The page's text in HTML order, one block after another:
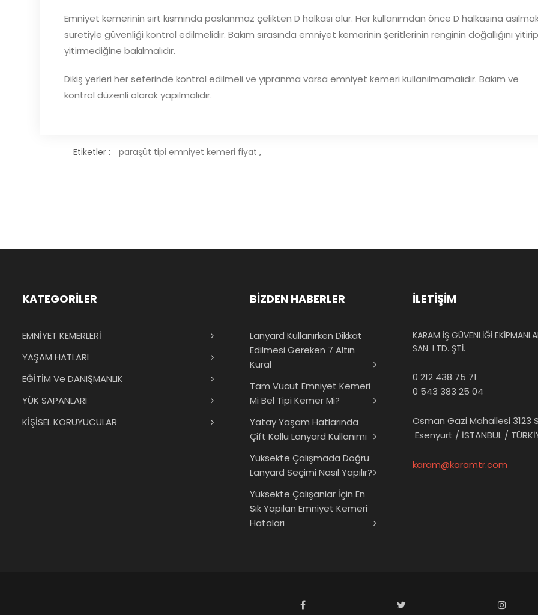
Emniyet kemerinin sırt kısmında paslanmaz çelikten D halkası olur. Her kullanımdan önce D halkasına
suretiyle güvenliği kontrol edilmelidir. Bakım sırasında emniyet kemerinin şeritlerinin renginin doğallığını yitirip
yitirmediğine bakılmalıdır.
Dikiş yerleri her seferinde kontrol edilmeli ve yıpranma varsa emniyet kemeri kullanılmamalıdır. Bakım ve
kontrol düzenli olarak yapılmalıdır.
Etiketler : paraşüt tipi emniyet kemeri fiyat ,
KATEGORİLER
EMNİYET KEMERLERİ
YAŞAM HATLARI
EĞİTİM Ve DANIŞMANLIK
YÜK SAPANLARI
KİŞİSEL KORUYUCULAR
BİZDEN HABERLER
Lanyard Kullanırken Dikkat
Edilmesi Gereken 7 Altın
Kural
Tam Vücut Emniyet Kemeri
Mi Bel Tipi Kemer Mi?
Yatay Yaşam Hatlarında
Çift Kollu Lanyard Kullanımı
Yüksekte Çalışmada Doğru
Lanyard Seçimi Nasıl Yapılır?
Yüksekte Çalışanlar İçin En
Sık Yapılan Emniyet Kemeri
Hataları
İLETİŞİM
KARAM İŞ GÜVENLİĞİ
SAN. LTD. ŞTİ.
0 212 438 75 71
0 543 383 25 04
Osman Gazi Mahallesi 3123
Esenyurt / İSTANBUL /
karam@karamtr.com